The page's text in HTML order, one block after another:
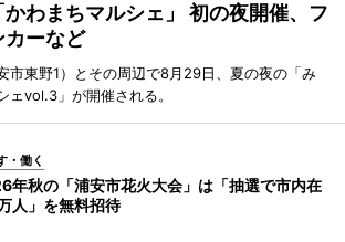
わまちマルシェ」 初の夜開催、フ
カーなど
市東野1）とその周辺で8月29日、夏の夜の「み
ェvol.3」が開催される。
・働く
年秋の「浦安市花火大会」は「抽選で市内在
人」を無料招待